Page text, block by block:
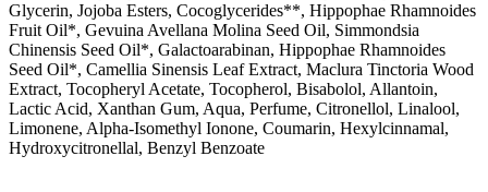
Glycerin, Jojoba Esters, Cocoglycerides**, Hippophae Rhamnoides
Fruit Oil*, Gevuina Avellana Molina Seed Oil, Simmondsia
Chinensis Seed Oil*, Galactoarabinan, Hippophae Rhamnoides
Seed Oil*, Camellia Sinensis Leaf Extract, Maclura Tinctoria Wood
Extract, Tocopheryl Acetate, Tocopherol, Bisabolol, Allantoin,
Lactic Acid, Xanthan Gum, Aqua, Perfume, Citronellol, Linalool,
Limonene, Alpha-Isomethyl Ionone, Coumarin, Hexylcinnamal,
Hydroxycitronellal, Benzyl Benzoate